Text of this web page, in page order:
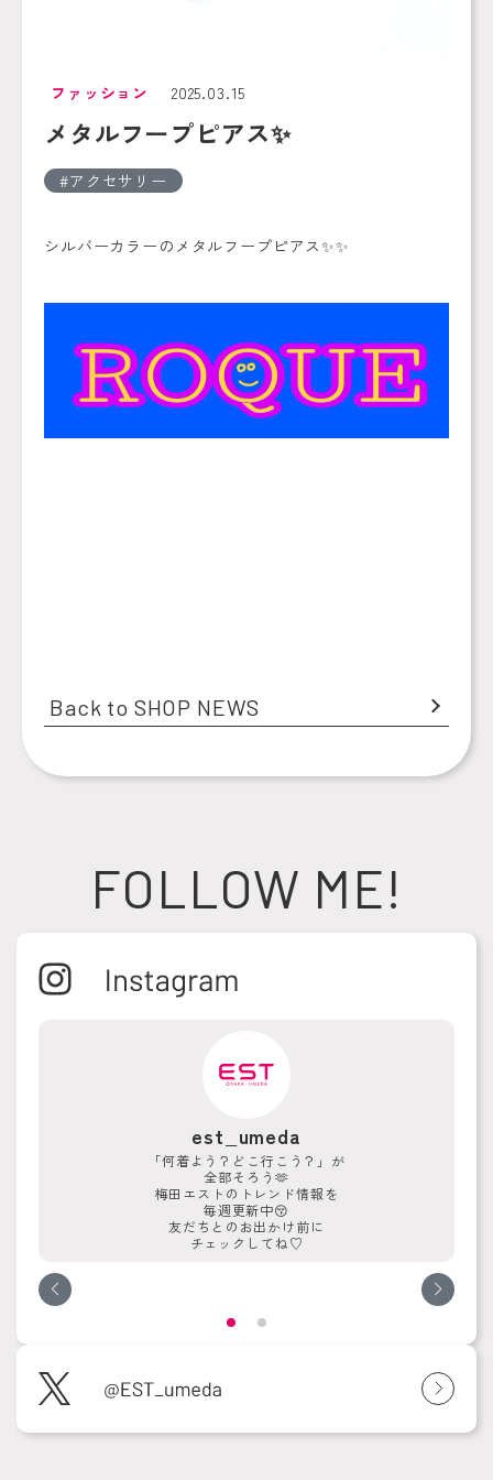
ファッション 2025.03.15
メタルフープピアス✨
アクセサリー
シルバーカラーのメタルフープピアス✨✨
Back to SHOP NEWS
FOLLOW ME!
est_umeda
「何着よう？どこ行こう？」が
全部そろう🫶
梅田エストのトレンド情報を
毎週更新中😚
友だちとのお出かけ前に
チェックしてね♡